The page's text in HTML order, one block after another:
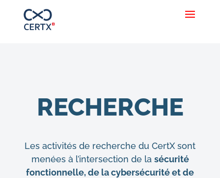
RECHERCHE
Les activités de recherche du CertX sont
menées à l’intersection de la sécurité
fonctionnelle, de la cybersécurité et de